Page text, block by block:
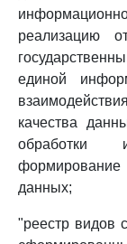
реализацию
единой
качества
обработки
данных;
"реестр видов